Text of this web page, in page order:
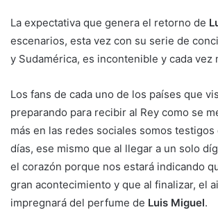
La expectativa que genera el retorno de
escenarios, esta vez con su serie de
y Sudamérica, es incontenible y cada vez
Los fans de cada uno de los países que
preparando para recibir al Rey como se
más en las redes sociales somos
días, ese mismo que al llegar a un solo
el corazón porque nos estará indicando
gran acontecimiento y que al finalizar, el
impregnará del perfume de Luis Miguel.